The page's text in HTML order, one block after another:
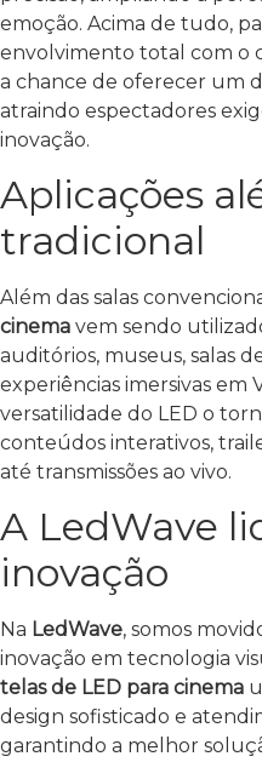
emoção. Acima de tudo,
envolvimento total com o
a chance de oferecer um
atraindo espectadores
inovação.
Aplicações
tradicional
Além das salas
cinema vem sendo
auditórios, museus, salas
experiências imersivas em
versatilidade do LED o
conteúdos interativos,
até transmissões ao vivo.
A LedWave
inovação
Na LedWave, somos
inovação em tecnologia
telas de LED para cinema
design sofisticado e
garantindo a melhor